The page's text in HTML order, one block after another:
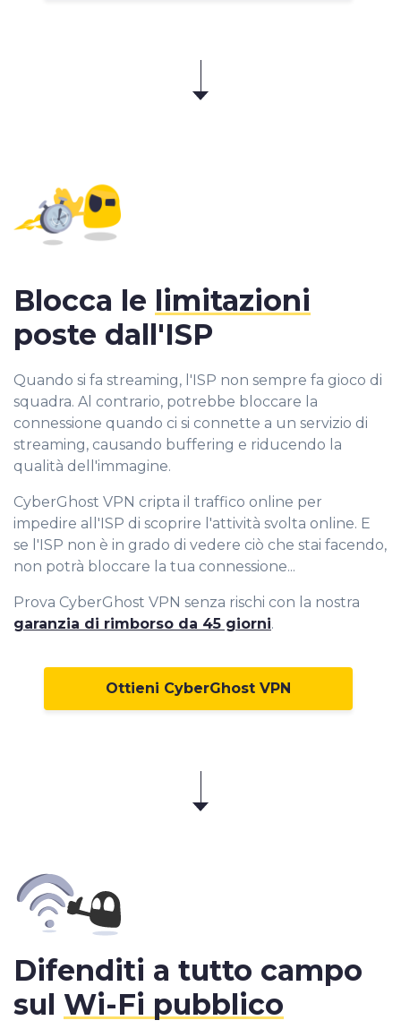
Quando si fa streaming, l'ISP non sempre fa gioco di
squadra. Al contrario, potrebbe bloccare la
connessione quando ci si connette a un servizio di
streaming, causando buffering e riducendo la
qualità dell'immagine.
CyberGhost VPN cripta il traffico online per
impedire all'ISP di scoprire l'attività svolta online. E
se l'ISP non è in grado di vedere ciò che stai facendo,
non potrà bloccare la tua connessione...
Prova CyberGhost VPN senza rischi con la nostra
garanzia di rimborso da 45 giorni.
Ottieni CyberGhost VPN
Blocca le limitazioni
poste dall'ISP
Difenditi a tutto campo
sul Wi-Fi pubblico